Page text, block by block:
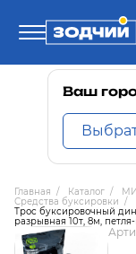
Телефоны
8 800 100-71-71
8 (4242) 30-00-
Ваш
Главная / Каталог /
Средства буксировки /
Трос буксировочный
разрывная 10т, 8м,